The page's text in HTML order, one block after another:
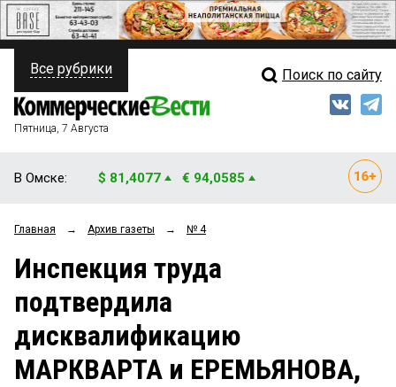
ПОЛИТИКА
ФИНАНСЫ
ОБЩЕСТВО
ЗАКОН
НОВОСТИ КОМПАНИЙ
ПРОИСШЕСТВИЯ
Свежий выпуск
Архив
Все рубрики Поиск по сайту
Пятница, 7 Августа
В Омске: $ 81,4077 € 94,0585
Главная → Архив газеты → № 4
Инспекция труда
подтвердила
дисквалификацию
МАРКВАРТА и ЕРЕМЬЯНОВА,